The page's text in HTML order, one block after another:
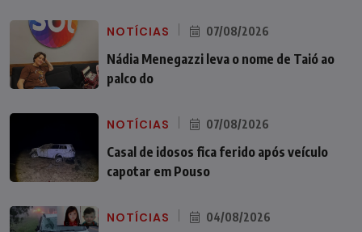
NOTÍCIAS 07/08/2026
Nádia Menegazzi leva o nome de Taió ao
palco do
NOTÍCIAS 07/08/2026
Casal de idosos fica ferido após veículo
capotar em Pouso
NOTÍCIAS 04/08/2026